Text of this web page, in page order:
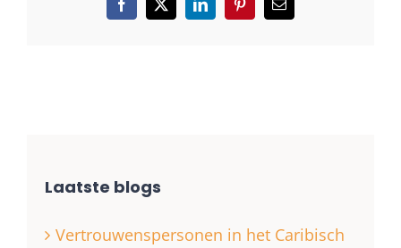
Facebook
X LinkedInPinterest
E-
Laatste blogs
Vertrouwenspersonen in het Caribisch